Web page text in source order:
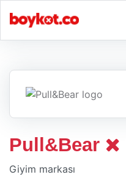
Pull&Bear
Giyim markası